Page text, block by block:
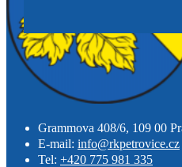
Grammova 408/6, 109 00
E-mail: info@rkpetrovice.cz
Tel: +420 775 981 335